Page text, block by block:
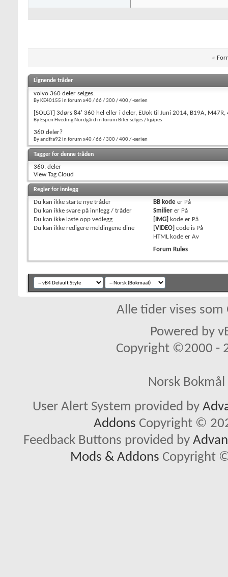
«
Lignende tråder
volvo 360 deler selges.
By KE40155 in forum x40 / 66 / 300 / 400 / -serien
[SOLGT] 3dørs 84' 360 hel eller i deler, EUok til Juni 2014, B19A,
By Espen Hveding Nordgård in forum Biler selges / kjøpes
360 deler?
By andfra92 in forum x40 / 66 / 300 / 400 / -serien
Tagger for denne tråden
360, deler
View Tag Cloud
Regler for innlegg
Du kan ikke starte nye tråder
Du kan ikke svare på innlegg / tråder
Du kan ikke laste opp vedlegg
Du kan ikke redigere meldingene dine
BB kodeer På
Smilierer På
[IMG] kode er På
[VIDEO] code is På
HTML kode er Av
Forum Rules
Alle tider vises som
Powered by
Copyright ©2000 -
Norsk
User Alert System provided by
Addons Copyright ©
Feedback Buttons provided by
Mods & Addons Copyright